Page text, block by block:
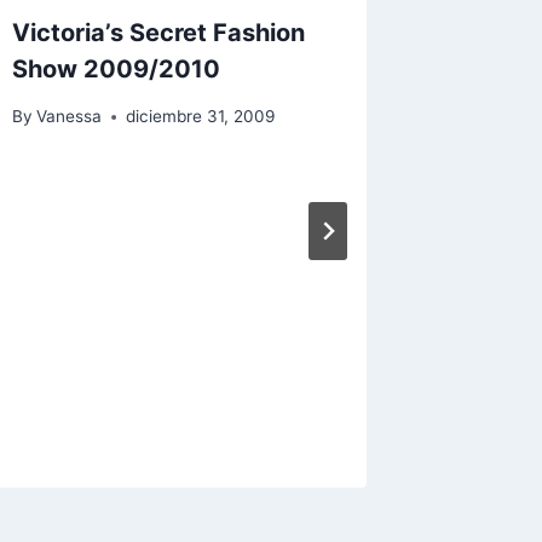
Victoria’s Secret Fashion
Show 2009/2010
By Vanessa diciembre 31, 2009